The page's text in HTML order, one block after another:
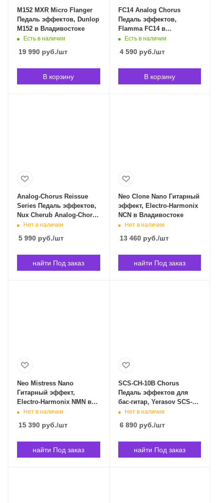
M152 MXR Micro Flanger
Педаль эффектов, Dunlop
M152 в Владивостоке
Есть в наличии
19 990 руб./шт
В корзину
FC14 Analog Chorus
Педаль эффектов,
Flamma FC14 в
Владивостоке
Есть в наличии
4 590руб./шт
В корзину
Analog-Chorus Reissue
Series Педаль эффектов,
Nux Cherub Analog-Chorus
в Владивостоке
Нет в наличии
5 990 руб./шт
найти Под заказ
Neo Clone Nano Гитарный
эффект, Electro-Harmonix
NCN в Владивостоке
Нет в наличии
13 460руб./шт
найти Под заказ
Neo Mistress Nano
Гитарный эффект,
Electro-Harmonix NMN в
Владивостоке
Нет в наличии
15 390 руб./шт
найти Под заказ
SCS-CH-10B Chorus
Педаль эффектов для
бас-гитар, Yerasov SCS-
CH-10B в Владивостоке
Нет в наличии
6 890руб./шт
найти Под заказ